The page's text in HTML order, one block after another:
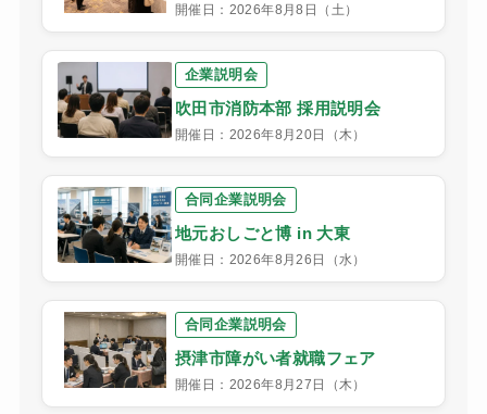
開催日：2026年8月8日（土）
企業説明会
吹田市消防本部 採用説明会
開催日：2026年8月20日（木）
合同企業説明会
地元おしごと博 in 大東
開催日：2026年8月26日（水）
合同企業説明会
摂津市障がい者就職フェア
開催日：2026年8月27日（木）